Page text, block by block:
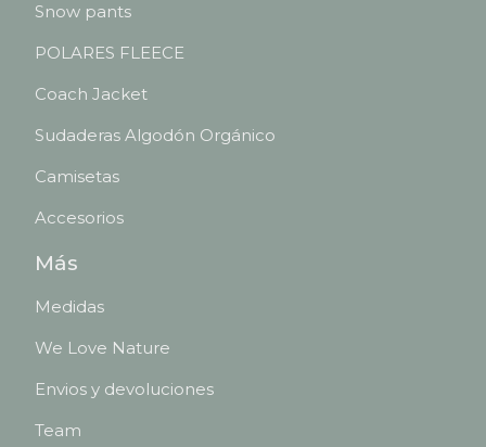
Snow pants
POLARES FLEECE
Coach Jacket
Sudaderas Algodón Orgánico
Camisetas
Accesorios
Más
Medidas
We Love Nature
Envios y devoluciones
Team